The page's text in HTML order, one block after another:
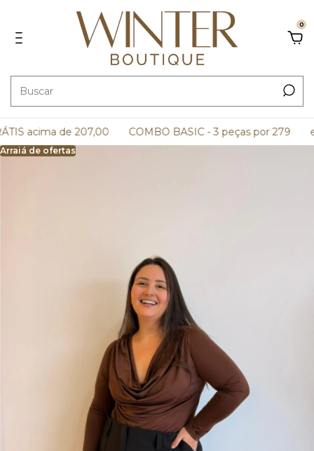
0
acima de 207,00 COMBO BASIC - 3 peças por 279 e
Arraiá de ofertas